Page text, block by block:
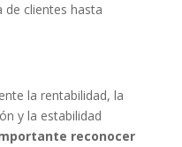
de clientes hasta
la rentabilidad, la
y la estabilidad
reconocer